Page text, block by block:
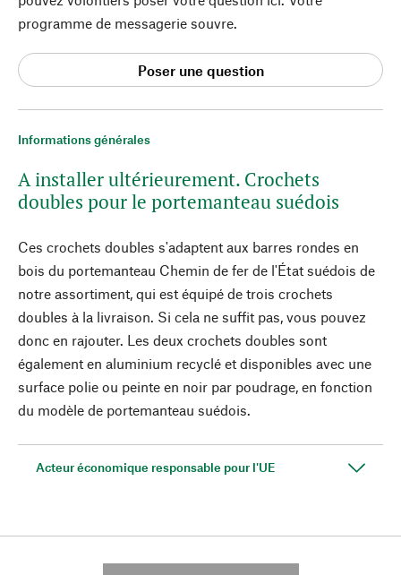
Informations générales
A installer ultérieurement. Crochets
doubles pour le portemanteau suédois
Ces crochets doubles s'adaptent aux barres rondes en
bois du portemanteau Chemin de fer de l'État suédois de
notre assortiment, qui est équipé de trois crochets
doubles à la livraison. Si cela ne suffit pas, vous pouvez
donc en rajouter. Les deux crochets doubles sont
également en aluminium recyclé et disponibles avec une
surface polie ou peinte en noir par poudrage, en fonction
du modèle de portemanteau suédois.
Acteur économique responsable pour l'UE
programme de messagerie souvre.
Poser une question